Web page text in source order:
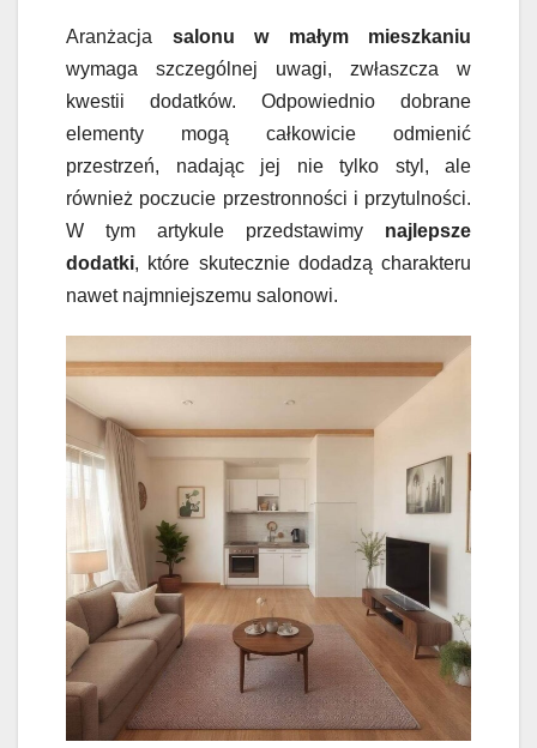
Aranżacja salonu w małym mieszkaniu
wymaga szczególnej uwagi, zwłaszcza w
kwestii dodatków. Odpowiednio dobrane
elementy mogą całkowicie odmienić
przestrzeń, nadając jej nie tylko styl, ale
również poczucie przestronności i przytulności.
W tym artykule przedstawimy najlepsze
dodatki, które skutecznie dodadzą charakteru
nawet najmniejszemu salonowi.